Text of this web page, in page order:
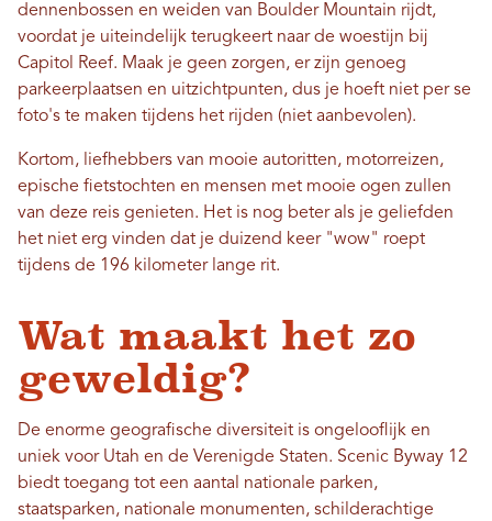
dennenbossen en weiden van Boulder Mountain rijdt,
voordat je uiteindelijk terugkeert naar de woestijn bij
Capitol Reef. Maak je geen zorgen, er zijn genoeg
parkeerplaatsen en uitzichtpunten, dus je hoeft niet per se
foto's te maken tijdens het rijden (niet aanbevolen).
Kortom, liefhebbers van mooie autoritten, motorreizen,
epische fietstochten en mensen met mooie ogen zullen
van deze reis genieten. Het is nog beter als je geliefden
het niet erg vinden dat je duizend keer "wow" roept
tijdens de 196 kilometer lange rit.
Wat maakt het zo
geweldig?
De enorme geografische diversiteit is ongelooflijk en
uniek voor Utah en de Verenigde Staten. Scenic Byway 12
biedt toegang tot een aantal nationale parken,
staatsparken, nationale monumenten, schilderachtige